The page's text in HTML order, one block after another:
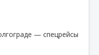
— спецрейсы